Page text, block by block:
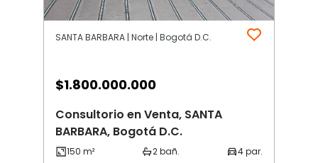
SANTA BARBARA | Norte | Bogotá D.C.
$1.800.000.000
Consultorio en Venta, SANTA
BARBARA, Bogotá D.C.